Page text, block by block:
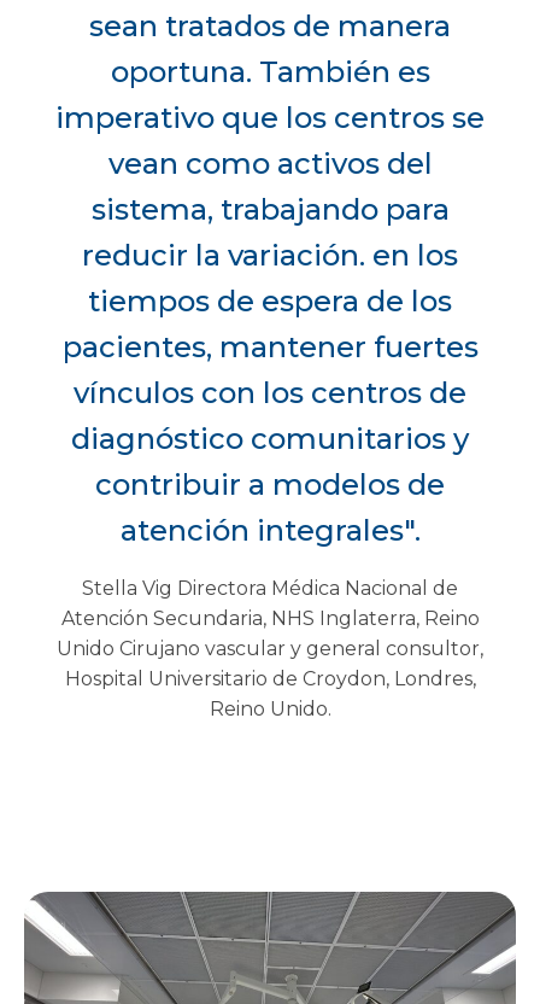
sean tratados de manera
oportuna. También es
imperativo que los centros se
vean como activos del
sistema, trabajando para
reducir la variación. en los
tiempos de espera de los
pacientes, mantener fuertes
vínculos con los centros de
diagnóstico comunitarios y
contribuir a modelos de
atención integrales".
Stella Vig Directora Médica Nacional de
Atención Secundaria, NHS Inglaterra, Reino
Unido Cirujano vascular y general consultor,
Hospital Universitario de Croydon, Londres,
Reino Unido.